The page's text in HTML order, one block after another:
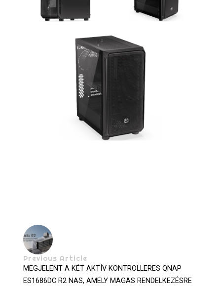
Previous Article
MEGJELENT A KÉT AKTÍV KONTROLLERES QNAP
ES1686DC R2 NAS, AMELY MAGAS RENDELKEZÉSRE